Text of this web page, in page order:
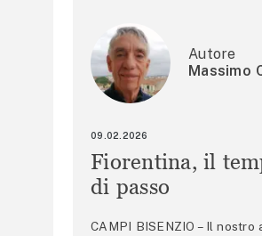
Autore
Massimo
09.02.2026
Fiorentina, il
di passo
CAMPI BISENZIO – Il